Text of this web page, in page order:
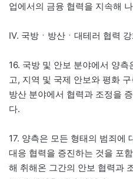
업에서의 금융 협력을 지속해
Ⅳ. 국방ㆍ방산ㆍ대테러 협력
16. 국방 및 안보 분야에서 양
고, 지역 및 국제 안보와 평화
방산 분야에서 협력과 조정을
다.
17. 양측은 모든 형태의 범죄에
대응 협력을 증진하는 것을 포
해 취해온 그간의 안보 협력과